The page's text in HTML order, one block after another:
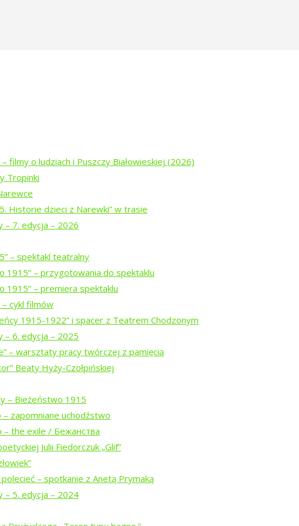
filmy o ludziach i Puszczy Białowieskiej (2026)
Tropinki
Historie dzieci z Narewki” w trasie
– 7. edycja – 2026
– spektakl teatralny
1915” – przygotowania do spektaklu
1915” – premiera spektaklu
cykl filmów
1915-1922” i spacer z Teatrem Chodzonym
– 6. edycja – 2025
– warsztaty pracy twórczej z pamięcią
Beaty Hyży-Czołpińskiej
– Bieżeństwo 1915
zapomniane uchodźstwo
– the exile / Бежанства
Julii Fiedorczuk „Glif”
polecieć – spotkanie z Anetą Prymaką
– 5. edycja – 2024
Dialogu „Tropinka”
log-ins and consent preference adjustments. They do not store
social media, collecting feedback, and enabling third-party tools.
on metrics like visitor count, bounce rate, and traffic sources.
your previous visits and analyze the effectiveness of ad campaigns.